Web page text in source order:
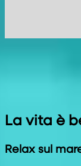
La vita è
Relax sul